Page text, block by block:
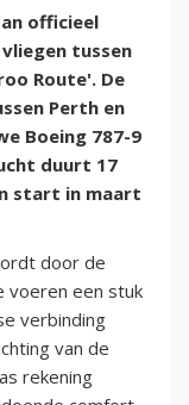
officieel
tussen
Route'. De
Perth en
Boeing 787-9
duurt 17
start in maart
door de
voeren een stuk
verbinding
van de
rekening